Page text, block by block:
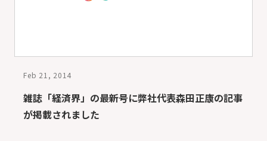
Feb 21, 2014
雑誌「経済界」の最新号に弊社代表森田正康の記事
が掲載されました